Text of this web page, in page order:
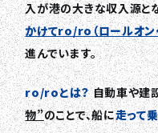
入が港の大きな収入源と
かけてro/ro（ロールオン
進んでいます。
ro/roとは？自動車や建
物”のことで、船に走って